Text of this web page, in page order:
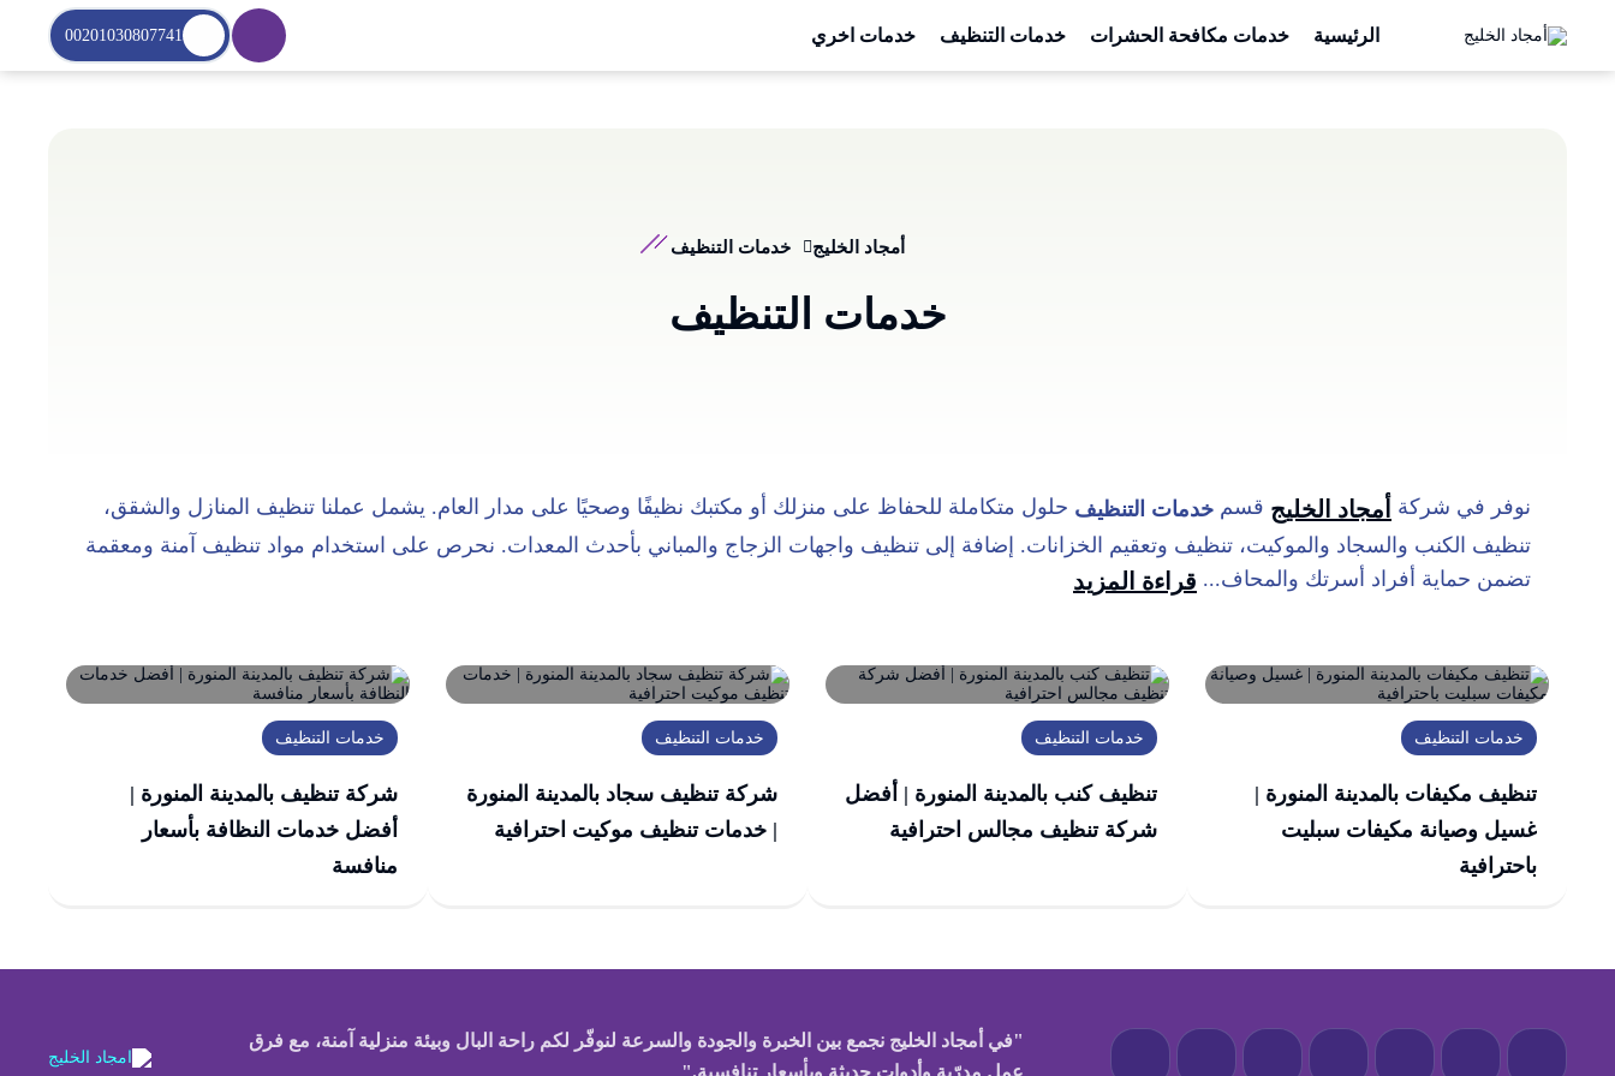
الرئيسية خدمات مكافحة الحشرات خدمات التنظيف خدمات اخري 00201030807741
أمجاد الخليج خدمات التنظيف
خدمات التنظيف
نوفر في شركة أمجاد الخليج قسم خدمات التنظيف حلول متكاملة للحفاظ على منزلك أو مكتبك نظيفًا وصحيًا على مدار العام. يشمل عملنا تنظيف المنازل والشقق،
تنظيف الكنب والسجاد والموكيت، تنظيف وتعقيم الخزانات. إضافة إلى تنظيف واجهات الزجاج والمباني بأحدث المعدات. نحرص على استخدام مواد تنظيف آمنة ومعقمة
تضمن حماية أفراد أسرتك والمحاف... قراءة المزيد
خدمات التنظيف
تنظيف مكيفات بالمدينة المنورة |
غسيل وصيانة مكيفات سبليت
باحترافية
خدمات التنظيف
تنظيف كنب بالمدينة المنورة | أفضل
شركة تنظيف مجالس احترافية
خدمات التنظيف
شركة تنظيف سجاد بالمدينة المنورة
| خدمات تنظيف موكيت احترافية
خدمات التنظيف
شركة تنظيف بالمدينة المنورة |
أفضل خدمات النظافة بأسعار
منافسة
"في أمجاد الخليج نجمع بين الخبرة والجودة والسرعة لنوفّر لكم راحة البال وبيئة منزلية آمنة، مع فرق